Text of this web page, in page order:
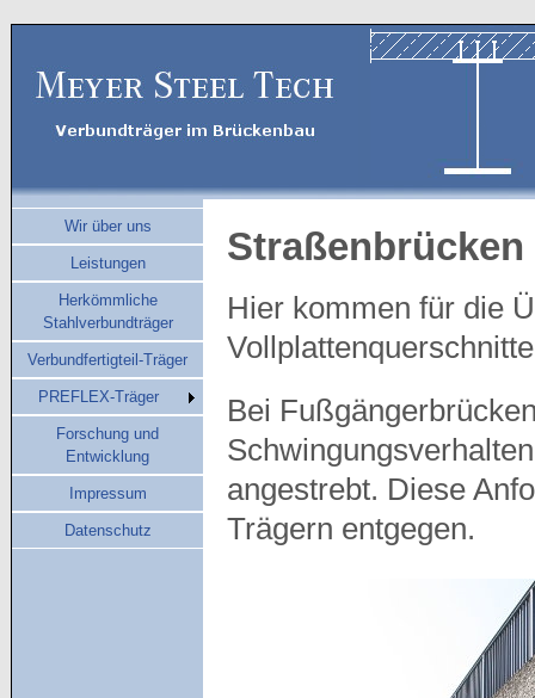
Wir über uns
Leistungen
Herkömmliche
Stahlverbundträger
Verbundfertigteil-Träger
PREFLEX-Träger
Forschung und
Entwicklung
Impressum
Datenschutz
Straßenbrücken
Hier kommen für die
Bei
angestrebt. Diese
Trägern entgegen.